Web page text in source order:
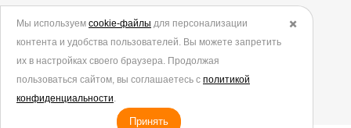
Политика в отношении обработки персональных данных
Согласие на обработку персональных данных
Согласие на обработку данных метрическими программами
Политика использования cookies
✖️
Мы используем cookie-файлы для персонализации
контента и удобства пользователей. Вы можете запретить
их в настройках своего браузера. Продолжая
пользоваться сайтом, вы соглашаетесь с политикой
конфиденциальности.
Принять